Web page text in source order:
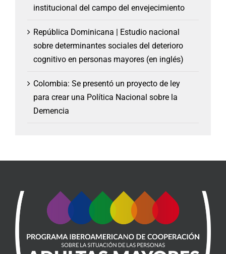
institucional del campo del envejecimiento
República Dominicana | Estudio nacional
sobre determinantes sociales del deterioro
cognitivo en personas mayores (en inglés)
Colombia: Se presentó un proyecto de ley
para crear una Política Nacional sobre la
Demencia